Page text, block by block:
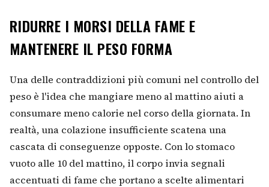
RIDURRE I MORSI DELLA FAME E
MANTENERE IL PESO FORMA
Una delle contraddizioni più comuni nel controllo del
peso è l'idea che mangiare meno al mattino aiuti a
consumare meno calorie nel corso della giornata. In
realtà, una colazione insufficiente scatena una
cascata di conseguenze opposte. Con lo stomaco
vuoto alle 10 del mattino, il corpo invia segnali
accentuati di fame che portano a scelte alimentari